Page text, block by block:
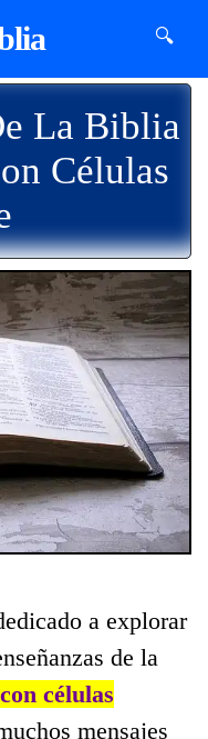
🔍
La Biblia
Células
a explorar
de la
células
mensajes